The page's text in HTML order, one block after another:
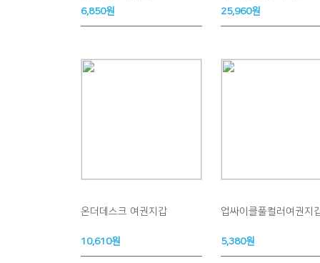
6,850원
25,960원
온더데스크 여권지갑
10,610원
업싸이클풀컬러여권지
5,380원